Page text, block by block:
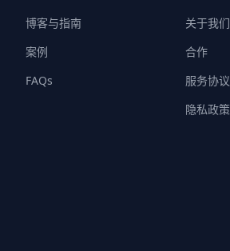
博客与指南
案例
FAQs
关于我们
合作
服务协议
隐私政策